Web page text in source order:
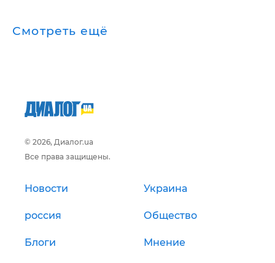
Смотреть ещё
© 2026, Диалог.ua
Все права защищены.
Новости Украина
россия Общество
Блоги Мнение